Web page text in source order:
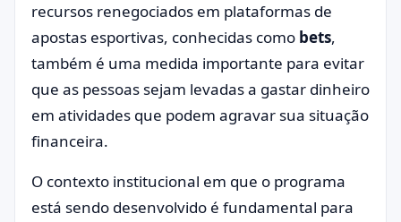
recursos renegociados em plataformas de
apostas esportivas, conhecidas como bets,
também é uma medida importante para evitar
que as pessoas sejam levadas a gastar dinheiro
em atividades que podem agravar sua situação
financeira.
O contexto institucional em que o programa
está sendo desenvolvido é fundamental para